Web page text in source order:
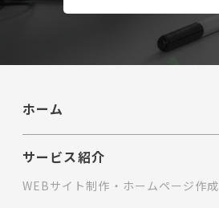
ホーム
サービス紹介
WEBサイト制作・ホームページ作成